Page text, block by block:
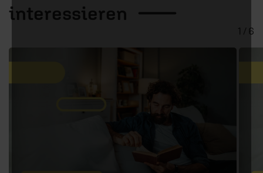
interessieren
1 / 6